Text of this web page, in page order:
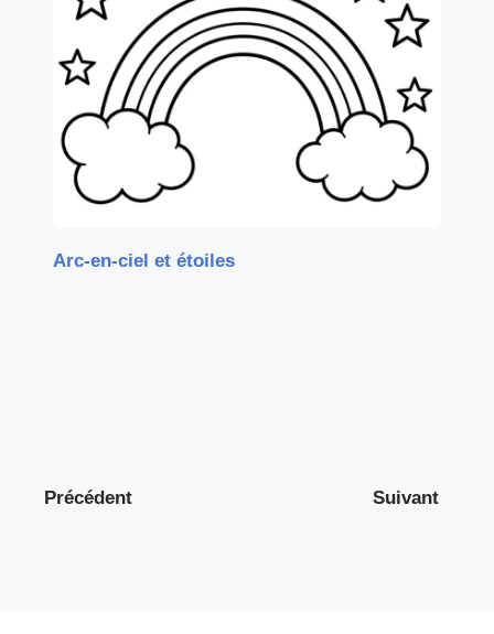
Arc-en-ciel et étoiles
Précédent Suivant